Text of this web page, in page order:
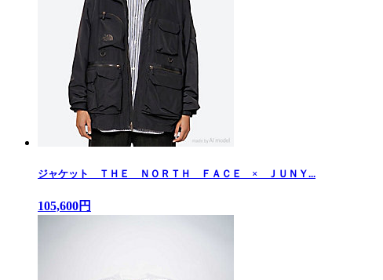
ジャケット ＴＨＥ ＮＯＲＴＨ ＦＡＣＥ × ＪＵＮＹ...
105,600円